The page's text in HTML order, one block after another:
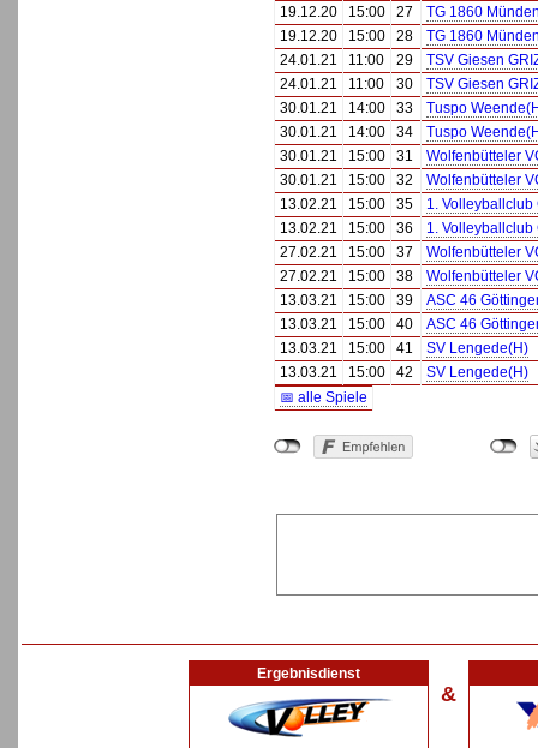
19.12.20
15:00 27
TG 1860
19.12.20
15:00 28
TG 1860
24.01.21
11:00 29
TSV Giesen
24.01.21
11:00 30
TSV Giesen
30.01.21
14:00 33
Tuspo
30.01.21
14:00 34
Tuspo
30.01.21
15:00 31
Wolfenbütteler
30.01.21
15:00 32
Wolfenbütteler
13.02.21
15:00 35
1. Volleyballclub
13.02.21
15:00 36
1. Volleyballclub
27.02.21
15:00 37
Wolfenbütteler
27.02.21
15:00 38
Wolfenbütteler
13.03.21
15:00 39
ASC 46
13.03.21
15:00 40
ASC 46
13.03.21
15:00 41
SV Lengede(H)
13.03.21
15:00 42
SV Lengede(H)
📅 alle Spiele
Ergebnisdienst
&